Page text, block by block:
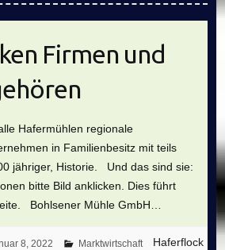
Firmen und
Hafermühlen regionale
in Familienbesitz mit teils
jähriger, Historie. Und das sind sie:
bitte Bild anklicken. Dies führt
Bohlsener Mühle GmbH…
8, 2022 Marktwirtschaft
Haferflock